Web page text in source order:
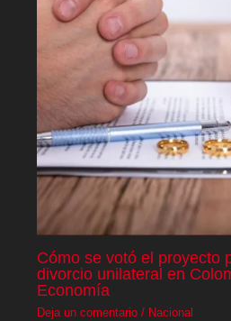
Cómo se votó el proyecto
divorcio unilateral en
Economía
Deja un comentario / Nacional